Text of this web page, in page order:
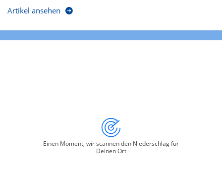
Artikel ansehen
Einen Moment, wir scannen den Niederschlag für
Deinen Ort